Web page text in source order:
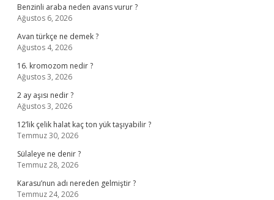
Benzinli araba neden avans vurur ?
Ağustos 6, 2026
Avan türkçe ne demek ?
Ağustos 4, 2026
16. kromozom nedir ?
Ağustos 3, 2026
2 ay aşısı nedir ?
Ağustos 3, 2026
12’lik çelik halat kaç ton yük taşıyabilir ?
Temmuz 30, 2026
Sülaleye ne denir ?
Temmuz 28, 2026
Karasu’nun adı nereden gelmiştir ?
Temmuz 24, 2026